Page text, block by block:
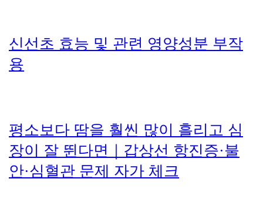
신선초 효능 및 관련 영양성분 부작
용
평소보다 땀을 훨씬 많이 흘리고 심
장이 잘 뛴다면｜갑상선 항진증·불
안·심혈관 문제 자가 체크